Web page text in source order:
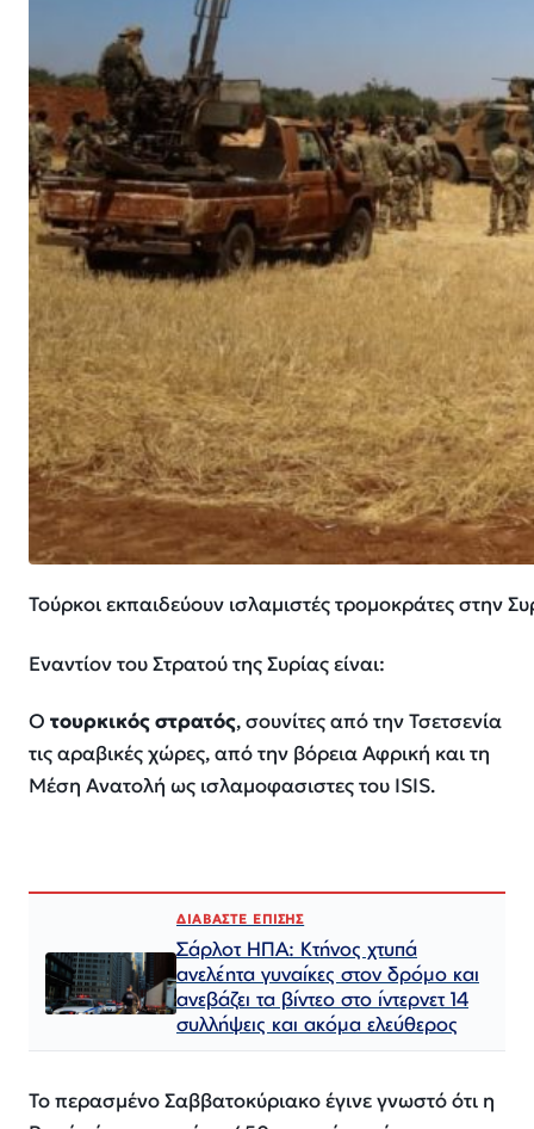
Τούρκοι εκπαιδεύουν ισλαμιστές τρομοκράτες στην
Εναντίον του Στρατού της Συρίας είναι:
Ο τουρκικός στρατός, σουνίτες από την Τσετσενία
τις αραβικές χώρες, από την βόρεια Αφρική και τη
Μέση Ανατολή ως ισλαμοφασιστες του ISIS.
ΔΙΑΒΑΣΤΕ ΕΠΙΣΗΣ
Σάρλοτ ΗΠΑ: Κτήνος χτυπά
ανελέητα γυναίκες στον δρόμο και
ανεβάζει τα βίντεο στο ίντερνετ 14
συλλήψεις και ακόμα ελεύθερος​​​​​​​​​​​​​​​​​​​​​​​​​​​​​​​​​​​​​​​​​​​​​​​​​​
Το περασμένο Σαββατοκύριακο έγινε γνωστό ότι η